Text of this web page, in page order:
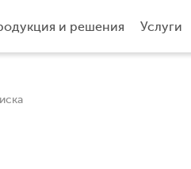
и решения Услуги